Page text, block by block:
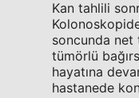
Kan tahlili
soncunda net
tümörlü
hayatına
hastanede